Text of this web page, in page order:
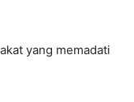
yang memadati